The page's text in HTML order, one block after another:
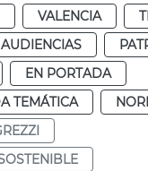
VALENCIA
EN PORTADA
TEMÁTICA